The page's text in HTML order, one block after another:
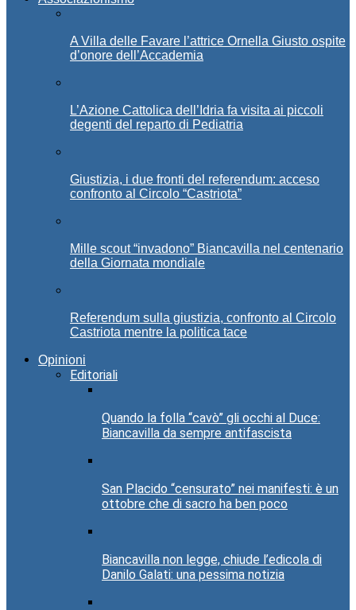
A Villa delle Favare l’attrice Ornella Giusto ospite
d’onore dell’Accademia
L’Azione Cattolica dell’Idria fa visita ai piccoli
degenti del reparto di Pediatria
Giustizia, i due fronti del referendum: acceso
confronto al Circolo “Castriota”
Mille scout “invadono” Biancavilla nel centenario
della Giornata mondiale
Referendum sulla giustizia, confronto al Circolo
Castriota mentre la politica tace
Opinioni
Editoriali
Quando la folla “cavò” gli occhi al Duce:
Biancavilla da sempre antifascista
San Placido “censurato” nei manifesti: è un
ottobre che di sacro ha ben poco
Biancavilla non legge, chiude l’edicola di
Danilo Galati: una pessima notizia